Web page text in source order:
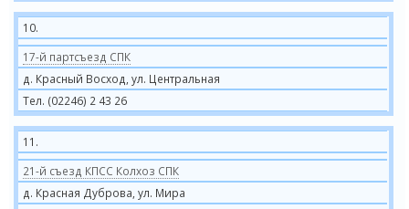
10.
17-й партсъезд СПК
д. Красный Восход, ул. Центральная
Тел. (02246) 2 43 26
11.
21-й съезд КПСС Колхоз СПК
д. Красная Дуброва, ул. Мира